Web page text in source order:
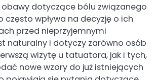
dotyczące bólu związanego
często wpływa na decyzję o ich
przed nieprzyjemnymi
naturalny i dotyczy zarówno osób
wizytę u tatuatora, jak i tych,
nowe wzory do już istniejących